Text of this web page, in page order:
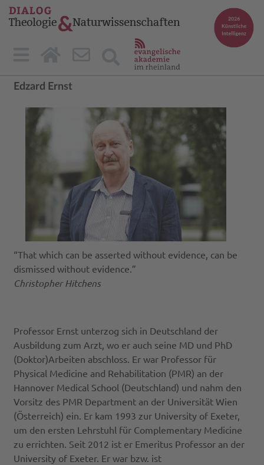
Edzard Ernst
“That which can be asserted without evidence, can be
dismissed without evidence.”
Christopher Hitchens
Professor Ernst unterzog sich in Deutschland der
Ausbildung zum Arzt, wo er auch seine MD und PhD
(Doktor)Arbeiten abschloss. Er war Professor für
Physical Medicine and Rehabilitation (PMR) an der
Hannover Medical School (Deutschland) und nahm den
Vorsitz des PMR Department an der Universität Wien
(Österreich) ein. Er kam 1993 zur University of Exeter,
um den ersten Lehrstuhl für Complementary Medicine
zu errichten. Seit 2012 ist er Emeritus Professor an der
University of Exeter. Er war bzw. ist